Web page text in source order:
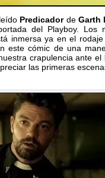
PredicadordeGarth
del Playboy. Los
inmersa ya en el
este cómic de una
crapulencia ante
las primeras